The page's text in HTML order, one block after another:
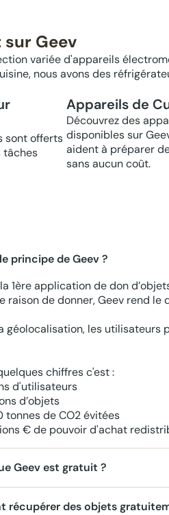
Geev
variée d'appareils
nous avons des
sont offerts
tâches
Appareils de
Découvrez des
disponibles sur
aident à préparer
sans aucun coût.
principe de Geev ?
1ère application de don
raison de donner, Geev rend
géolocalisation, les utilisateurs
chiffres c'est :
d'utilisateurs
d’objets
tonnes de CO2 évitées
€ de pouvoir d'achat
Geev est gratuit ?
récupérer des objets